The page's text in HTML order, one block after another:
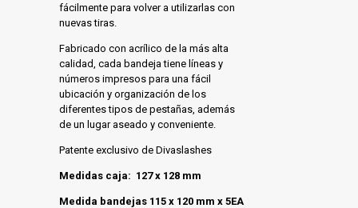
fácilmente para volver a utilizarlas con
nuevas tiras.
Fabricado con acrílico de la más alta
calidad, cada bandeja tiene líneas y
números impresos para una fácil
ubicación y organización de los
diferentes tipos de pestañas, además
de un lugar aseado y conveniente.
Patente exclusivo de Divaslashes
Medidas caja: 127 x 128 mm
Medida bandejas 115 x 120 mm x 5EA